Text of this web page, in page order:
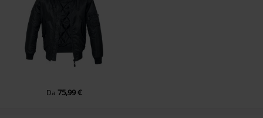
Da 75,99 €